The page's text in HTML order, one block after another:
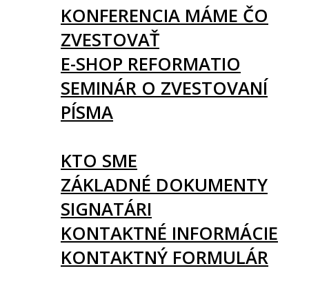
KONFERENCIA MÁME ČO
ZVESTOVAŤ
E-SHOP REFORMATIO
SEMINÁR O ZVESTOVANÍ
PÍSMA
KTO SME
ZÁKLADNÉ DOKUMENTY
SIGNATÁRI
KONTAKTNÉ INFORMÁCIE
KONTAKTNÝ FORMULÁR